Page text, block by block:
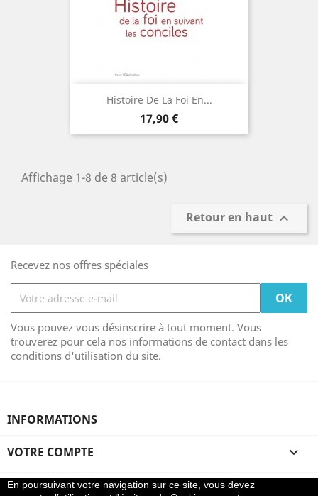
Histoire De La Foi En...
Prix
17,90 €
Affichage 1-8 de 8 article(s)
Retour en haut 
Recevez nos offres spéciales
Vous pouvez vous désinscrire à tout moment. Vous
trouverez pour cela nos informations de contact dans les
conditions d'utilisation du site.
En poursuivant votre navigation sur ce site, vous devez
INFORMATIONS
VOTRE COMPTE 